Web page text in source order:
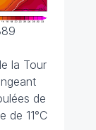
la Tour
de
de 11°C